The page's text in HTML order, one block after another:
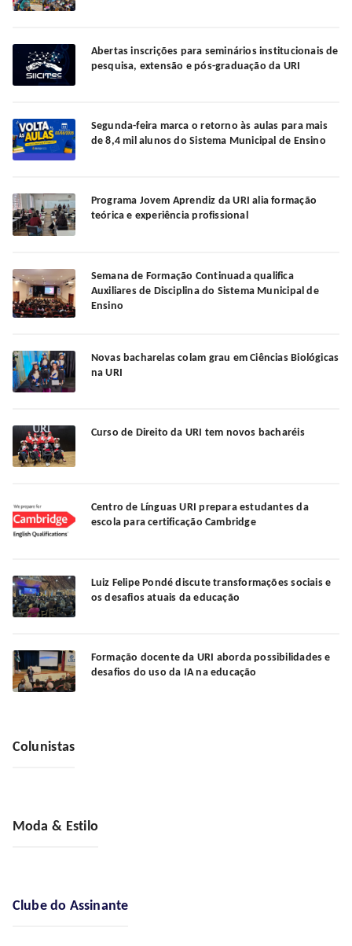
Abertas inscrições para seminários institucionais de
pesquisa, extensão e pós-graduação da URI
Segunda-feira marca o retorno às aulas para mais
de 8,4 mil alunos do Sistema Municipal de Ensino
Programa Jovem Aprendiz da URI alia formação
teórica e experiência profissional
Semana de Formação Continuada qualifica
Auxiliares de Disciplina do Sistema Municipal de
Ensino
Novas bacharelas colam grau em Ciências Biológicas
na URI
Curso de Direito da URI tem novos bacharéis
Centro de Línguas URI prepara estudantes da
escola para certificação Cambridge
Luiz Felipe Pondé discute transformações sociais e
os desafios atuais da educação
Formação docente da URI aborda possibilidades e
desafios do uso da IA na educação
Colunistas
Moda & Estilo
Clube do Assinante